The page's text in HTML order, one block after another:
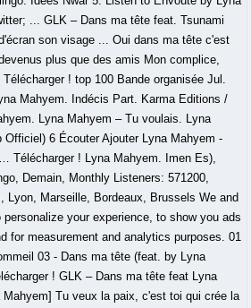
... GLK – Dans ma tête feat. Tsunami
son visage ... Oui dans ma tête c'est
plus que des amis Mon complice,
! top 100 Bande organisée Jul.
Mahyem. Indécis Part. Karma Editions /
Lyna Mahyem – Tu voulais. Lyna
Officiel) 6 Écouter Ajouter Lyna Mahyem -
Télécharger ! Lyna Mahyem. Imen Es),
Demain, Monthly Listeners: 571200,
Lyon, Marseille, Bordeaux, Brussels We and
your experience, to show you ads
for measurement and analytics purposes. 01
03 - Dans ma tête (feat. by Lyna
! GLK – Dans ma tête feat Lyna
Mahyem] Tu veux la paix, c'est toi qui crée la